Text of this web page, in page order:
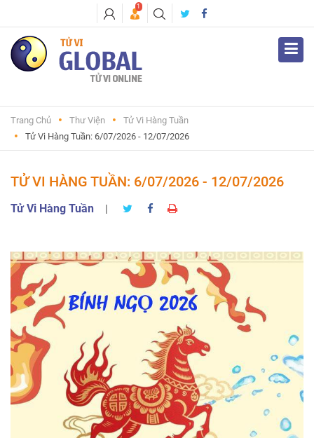
1
Trang Chủ Thư Viện
Tử Vi Hàng Tuần
Tử Vi Hàng Tuần: 6/07/2026 - 12/07/2026
TỬ VI HÀNG TUẦN: 6/07/2026 - 12/07/2026
Tử Vi Hàng Tuần |